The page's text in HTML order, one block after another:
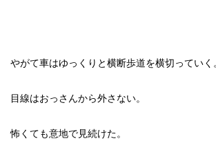
やがて車はゆっくりと横断歩道を横切っていく
目線はおっさんから外さない。
怖くても意地で見続けた。